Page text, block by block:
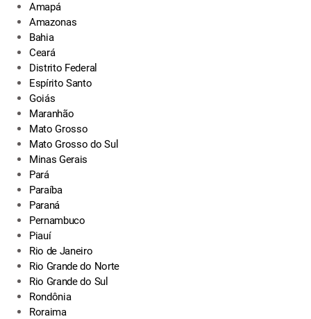
Amapá
Amazonas
Bahia
Ceará
Distrito Federal
Espírito Santo
Goiás
Maranhão
Mato Grosso
Mato Grosso do Sul
Minas Gerais
Pará
Paraíba
Paraná
Pernambuco
Piauí
Rio de Janeiro
Rio Grande do Norte
Rio Grande do Sul
Rondônia
Roraima